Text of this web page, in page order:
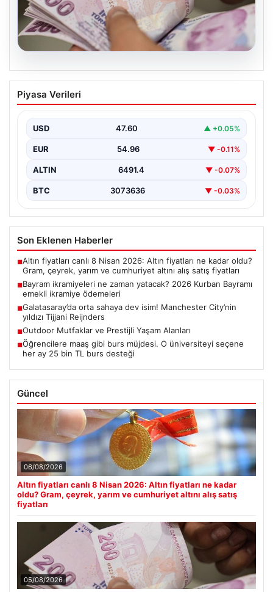
05.08.2026
Bayram ikramiyeleri ne zaman yatacak?
2026 Kurban Bayramı emekli ikramiye
Piyasa Verileri
USD 47.60 ▲ +0.05%
EUR 54.96 ▼ -0.11%
ALTIN 6491.4 ▼ -0.07%
BTC 3073636 ▼ -0.03%
Son Eklenen Haberler
■Altın fiyatları canlı 8 Nisan 2026: Altın fiyatları ne kadar oldu?
Gram, çeyrek, yarım ve cumhuriyet altını alış satış fiyatları
■Bayram ikramiyeleri ne zaman yatacak? 2026 Kurban Bayramı
emekli ikramiye ödemeleri
■Galatasaray’da orta sahaya dev isim! Manchester City’nin
yıldızı Tijjani Reijnders
■Outdoor Mutfaklar ve Prestijli Yaşam Alanları
■Öğrencilere maaş gibi burs müjdesi. O üniversiteyi seçene
her ay 25 bin TL burs desteği
Güncel
06/08/2026
Altın fiyatları canlı 8 Nisan 2026: Altın fiyatları ne kadar
oldu? Gram, çeyrek, yarım ve cumhuriyet altını alış satış
fiyatları
05/08/2026